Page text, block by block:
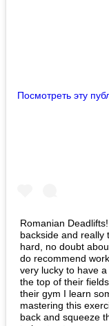
Посмотреть эту
Romanian
backside and really
hard, no doubt
do recommend
very lucky to have
the top of their
their gym I learn
mastering this
back and squeeze